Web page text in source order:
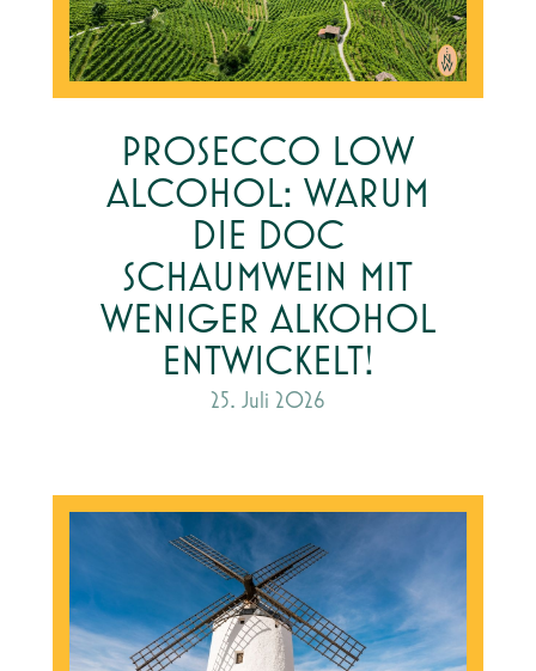
PROSECCO LOW
ALCOHOL: WARUM
DIE DOC
SCHAUMWEIN MIT
WENIGER ALKOHOL
ENTWICKELT!
25. Juli 2026